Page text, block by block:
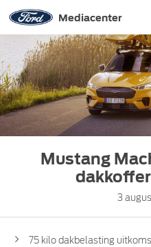
Mediacenter
Mustang
3
75 kilo dakbelasting